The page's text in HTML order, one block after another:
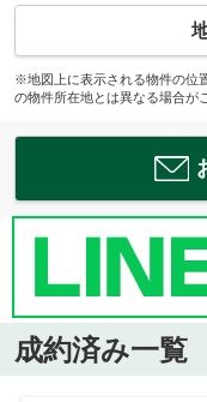
※地図上に表示される物件の位
の物件所在地とは異なる場合が
成約済み一覧